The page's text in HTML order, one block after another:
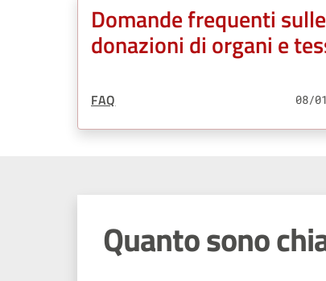
Domande frequenti sulle
donazioni di organi e
Tipo Contenuto:
FAQ 08/
Quanto sono